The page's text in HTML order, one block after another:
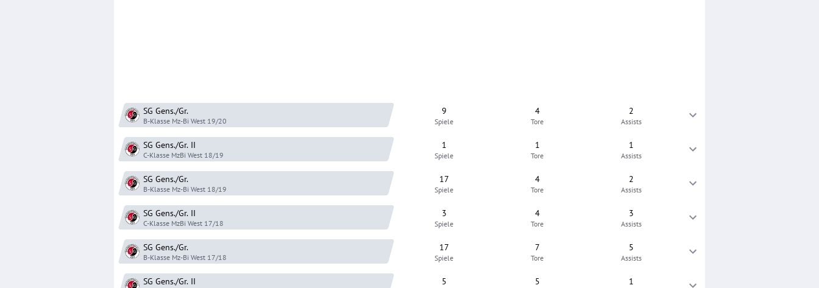
SG Gens./Gr.
B-Klasse Mz-Bi West 19/20
9
Spiele
4
Tore
2
Assists
SG Gens./Gr. II
C-Klasse MzBi West 18/19
1
Spiele
1
Tore
1
Assists
SG Gens./Gr.
B-Klasse Mz-Bi West 18/19
17
Spiele
4
Tore
2
Assists
SG Gens./Gr. II
C-Klasse MzBi West 17/18
3
Spiele
4
Tore
3
Assists
SG Gens./Gr.
B-Klasse Mz-Bi West 17/18
17
Spiele
7
Tore
5
Assists
SG Gens./Gr. II 5 5 1